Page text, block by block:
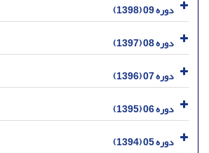
دوره 09 (1398)
دوره 08 (1397)
دوره 07 (1396)
دوره 06 (1395)
دوره 05 (1394)